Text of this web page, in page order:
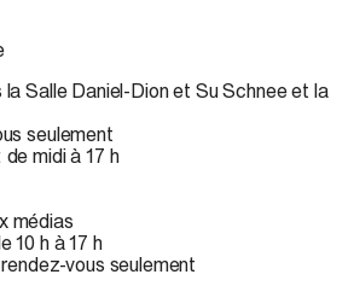
la Salle Daniel-Dion et Su Schnee et la
seulement
midi à 17 h
médias
10 h à 17 h
vous seulement